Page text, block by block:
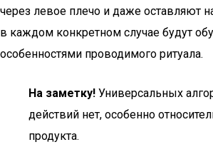
через левое плечо и даже оставляют
в каждом конкретном случае будут
особенностями проводимого ритуала.
На заметку! Универсальных
действий нет, особенно
продукта.